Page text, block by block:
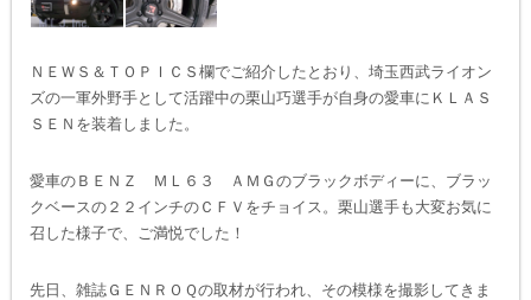
ＮＥＷＳ＆ＴＯＰＩＣＳ欄でご紹介したとおり、埼玉西武ライオン
ズの一軍外野手として活躍中の栗山巧選手が自身の愛車にＫＬＡＳ
ＳＥＮを装着しました。
愛車のＢＥＮＺ ＭＬ６３ ＡＭＧのブラックボディーに、ブラッ
クベースの２２インチのＣＦＶをチョイス。栗山選手も大変お気に
召した様子で、ご満悦でした！
先日、雑誌ＧＥＮＲＯＱの取材が行われ、その模様を撮影してきま